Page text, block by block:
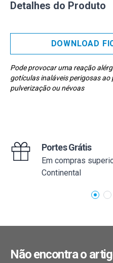
Detalhes do Produto
DOWNLOAD
Pode provocar uma reação
gotículas inaláveis perigosas ao
pulverização ou névoas
Portes Grátis
Em compras
Continental
Não encontra o